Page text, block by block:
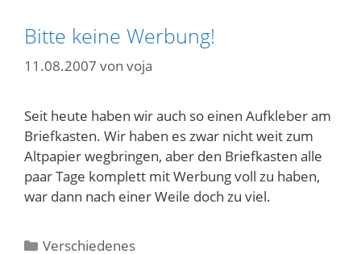
Bitte keine Werbung!
11.08.2007 von voja
Seit heute haben wir auch so einen Aufkleber am
Briefkasten. Wir haben es zwar nicht weit zum
Altpapier wegbringen, aber den Briefkasten alle
paar Tage komplett mit Werbung voll zu haben,
war dann nach einer Weile doch zu viel.
Kategorien
Verschiedenes